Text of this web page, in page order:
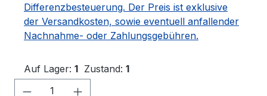
Differenzbesteuerung. Der Preis ist exklusive
der Versandkosten, sowie eventuell anfallender
Nachnahme- oder Zahlungsgebühren.
Auf Lager: 1 Zustand: 1
Produkt Anzahl: Gib den